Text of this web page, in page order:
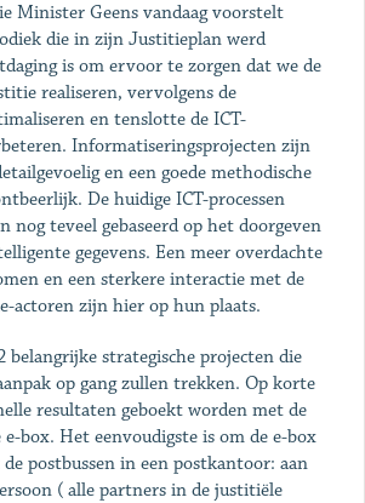
Minister Geens vandaag voorstelt
die in zijn Justitieplan werd
is om ervoor te zorgen dat we de
realiseren, vervolgens de
en tenslotte de ICT-
Informatiseringsprojecten zijn
en een goede methodische
De huidige ICT-processen
teveel gebaseerd op het doorgeven
gegevens. Een meer overdachte
en een sterkere interactie met de
actoren zijn hier op hun plaats.
strategische projecten die
op gang zullen trekken. Op korte
resultaten geboekt worden met de
box. Het eenvoudigste is om de e-box
postbussen in een postkantoor: aan
( alle partners in de justitiële